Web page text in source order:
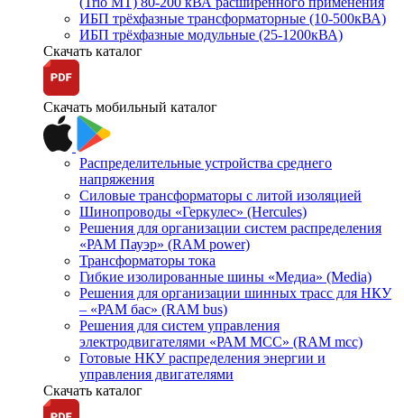
ИБП трёхфазные трансформаторные (10-500кВА)
ИБП трёхфазные модульные (25-1200кВА)
Скачать каталог
Скачать мобильный каталог
Распределительные устройства среднего
напряжения
Силовые трансформаторы с литой изоляцией
Шинопроводы «Геркулес» (Hercules)
Решения для организации систем распределения
«РАМ Пауэр» (RAM power)
Трансформаторы тока
Гибкие изолированные шины «Медиа» (Media)
Решения для организации шинных трасс для НКУ
– «РАМ бас» (RAM bus)
Решения для систем управления
электродвигателями «РАМ МСС» (RAM mcc)
Готовые НКУ распределения энергии и
управления двигателями
Скачать каталог